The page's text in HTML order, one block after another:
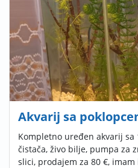
Akvarij sa
Kompletno uređen akvarij sa
čistača, živo bilje, pumpa za
slici, prodajem za 80 €,